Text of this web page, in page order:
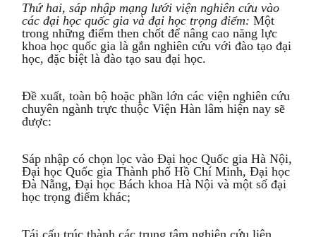
Thứ hai, sáp nhập mạng lưới viện nghiên cứu vào
các đại học quốc gia và đại học trọng điểm: Một
trong những điểm then chốt để nâng cao năng lực
khoa học quốc gia là gắn nghiên cứu với đào tạo đại
học, đặc biệt là đào tạo sau đại học.
Đề xuất, toàn bộ hoặc phần lớn các viện nghiên cứu
chuyên ngành trực thuộc Viện Hàn lâm hiện nay sẽ
được:
Sáp nhập có chọn lọc vào Đại học Quốc gia Hà Nội,
Đại học Quốc gia Thành phố Hồ Chí Minh, Đại học
Đà Nẵng, Đại học Bách khoa Hà Nội và một số đại
học trọng điểm khác;